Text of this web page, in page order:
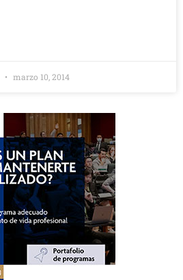
marzo 10, 2014